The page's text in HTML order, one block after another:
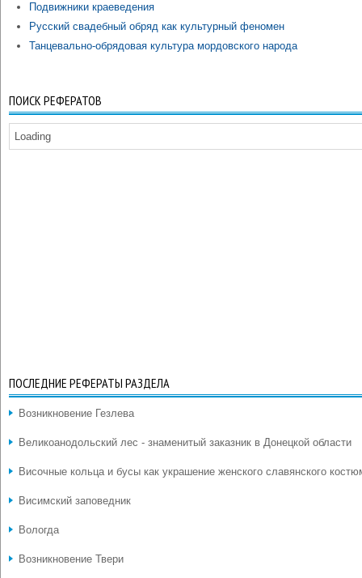
Подвижники краеведения
Русский свадебный обряд как культурный феномен
Танцевально-обрядовая культура мордовского народа
ПОИСК РЕФЕРАТОВ
Loading
ПОСЛЕДНИЕ РЕФЕРАТЫ РАЗДЕЛА
Возникновение Гезлева
Великоанодольский лес - знаменитый заказник в Донецкой области
Височные кольца и бусы как украшение женского славянского
Висимский заповедник
Вологда
Возникновение Твери